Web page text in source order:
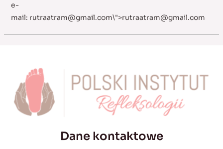
e-
mail: rutraatram@gmail.com\">rutraatram@gmail.com
Dane kontaktowe